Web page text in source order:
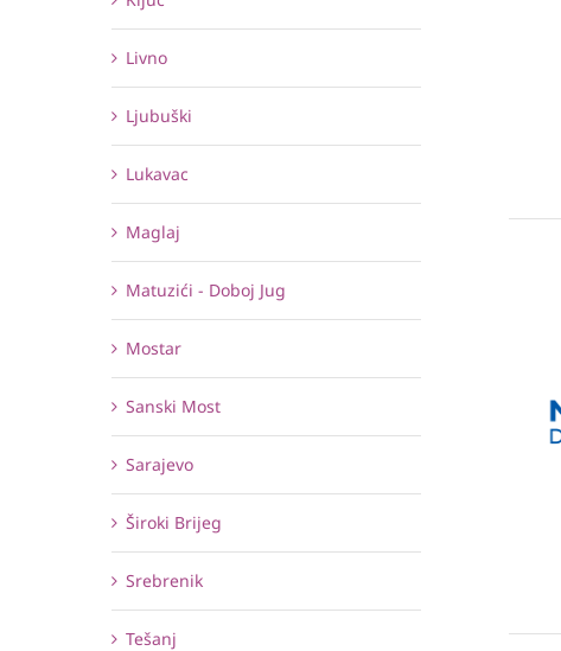
Livno
Ljubuški
Lukavac
Maglaj
Matuzići - Doboj Jug
Mostar
Sanski Most
Sarajevo
Široki Brijeg
Srebrenik
Tešanj